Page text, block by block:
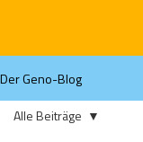
Der Geno-Blog
Alle Beiträge